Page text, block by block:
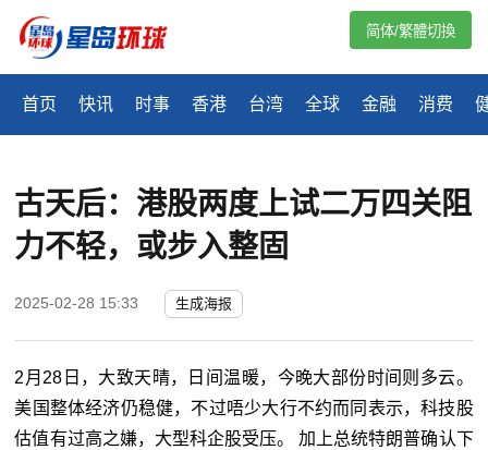
首页 快讯 时事 香港 台湾 全球 金融 消费
简体/繁體切換
古天后：港股两度上试二万四关阻
力不轻，或步入整固
2025-02-28 15:33 生成海报
2月28日，大致天晴，日间温暖，今晚大部份时间则多云。
美国整体经济仍稳健，不过唔少大行不约而同表示，科技股
估值有过高之嫌，大型科企股受压。 加上总统特朗普确认下